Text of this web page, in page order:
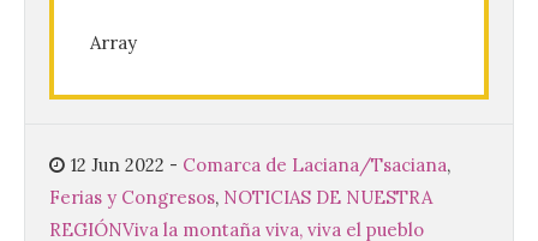
Array
12 Jun 2022 - Comarca de Laciana/Tsaciana,
Ferias y Congresos, NOTICIAS DE NUESTRA
REGIÓNViva la montaña viva, viva el pueblo
Internacional de Muestras
agosto de 2026 en el
Gijón. El Recinto Ferial Luis Adaro de
Gijón/Xixón acoge […]